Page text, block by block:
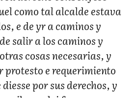
como tal alcalde estava
e de yr a caminos y
salir a los caminos y
cosas necesarias, y
protesto e requerimiento
por sus derechos, y